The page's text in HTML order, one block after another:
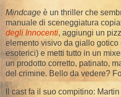
Mindcage è un thriller che
manuale di sceneggiatura
degli Innocenti, aggiungi un
elemento visivo da giallo
esoterici) e metti tutto in un
un prodotto corretto, patinato,
del crimine. Bello da vedere?
Il cast fa il suo compitino: